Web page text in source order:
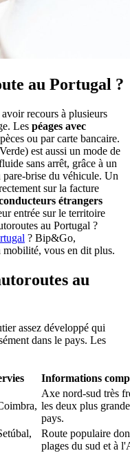
au Portugal ?
recours à plusieurs
Les péages avec
ou par carte bancaire.
est aussi un mode de
sans arrêt, grâce à un
brise du véhicule. Un
sur la facture
étrangers
entrée sur le territoire
au Portugal ?
? Bip&Go,
mobilité, vous en dit plus.
au
assez développé qui
dans le pays. Les
Informations
Axe nord-sud très
les deux plus
pays.
Route populaire
plages du sud et à